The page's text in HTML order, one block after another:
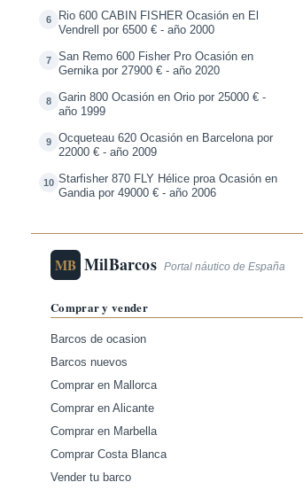
6
Rio 600 CABIN FISHER Ocasión en El
Vendrell por 6500 € - año 2000
7
San Remo 600 Fisher Pro Ocasión en
Gernika por 27900 € - año 2020
8
Garin 800 Ocasión en Orio por 25000 € -
año 1999
9
Ocqueteau 620 Ocasión en Barcelona por
22000 € - año 2009
10 Starfisher 870 FLY Hélice proa Ocasión en
Gandia por 49000 € - año 2006
MB MilBarcos Portal náutico de España
Comprar y vender
Barcos de ocasion
Barcos nuevos
Comprar en Mallorca
Comprar en Alicante
Comprar en Marbella
Comprar Costa Blanca
Vender tu barco